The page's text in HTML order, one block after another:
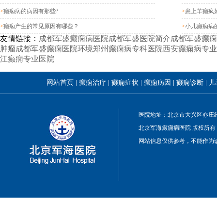
>癫痫病的病因有那些?
>癫痫产生的常见原因有哪些？
>患上羊癫疯
>小儿癫痫病
友情链接： 成都军盛癫痫病医院成都军盛医院简介成都军盛癫
肿瘤成都军盛癫痫医院环境郑州癫痫病专科医院西安癫痫病专
江癫痫专业医院
网站首页 |癫痫治疗 |癫痫症状 |癫痫病因 |癫痫诊断
医院地址：北京市大兴区亦
北京军海癫痫病医院 版权所有
网站信息仅供参考，不能作